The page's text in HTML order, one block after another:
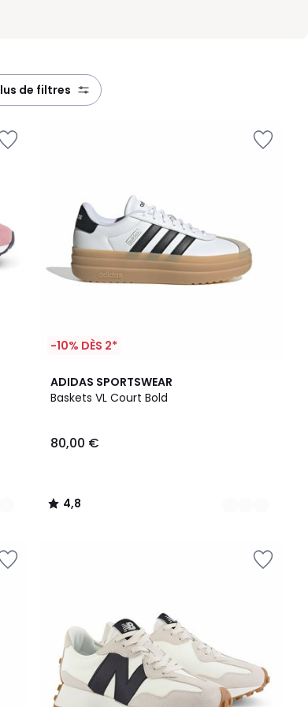
plus de filtres
-10% DÈS 2*
ADIDAS SPORTSWEAR
Baskets VL Court Bold
80,00 €
4,8
/ 5
4
Couleurs
4,8
/